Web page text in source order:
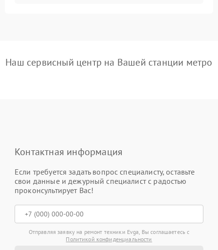
Наш сервисный центр на Вашей станции метро
Контактная информация
Если требуется задать вопрос специалисту, оставьте
свои данные и дежурный специалист с радостью
проконсультирует Вас!
Отправляя заявку на ремонт техники Evga, Вы соглашаетесь с
Политикой конфиденциальности